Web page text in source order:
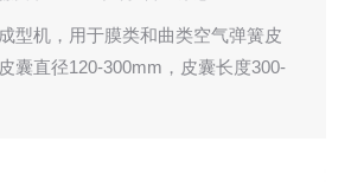
型机，用于膜类和曲类空气弹簧皮
囊直径120-300mm，皮囊长度300-